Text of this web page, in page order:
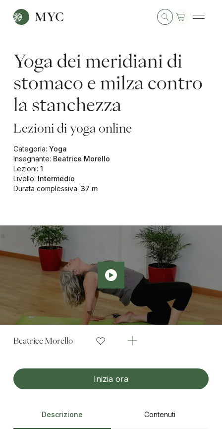
Yoga dei meridiani di
stomaco e milza contro
la stanchezza
Lezioni di yoga online
Categoria: Yoga
Insegnante: Beatrice Morello
Lezioni: 1
Livello: Intermedio
Durata complessiva: 37 m
Beatrice Morello
Inizia ora
Descrizione Contenuti